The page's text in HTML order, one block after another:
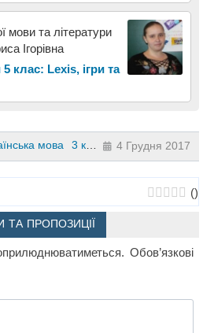
мови та літератури
Ігорівна
клас: Lexis, ігри та
мова 3 клас 4 Грудня 2017
()
ТА ПРОПОЗИЦІЇ
Обов’язкові